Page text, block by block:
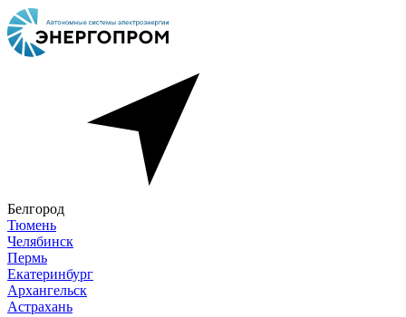
Белгород
Тюмень
Челябинск
Пермь
Екатеринбург
Архангельск
Астрахань